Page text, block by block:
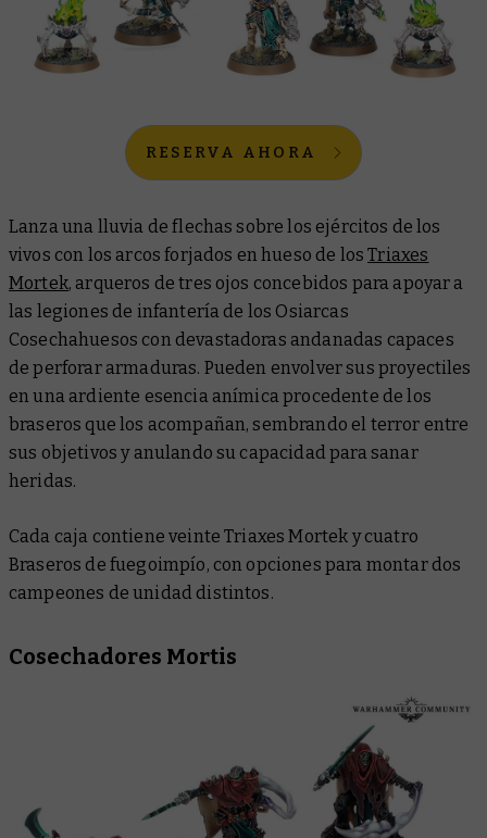
RESERVA AHORA
Lanza una lluvia de flechas sobre los ejércitos de los
vivos con los arcos forjados en hueso de losTriaxes
Mortek, arqueros de tres ojos concebidos para apoyar a
las legiones de infantería de los Osiarcas
Cosechahuesos con devastadoras andanadas capaces
de perforar armaduras. Pueden envolver sus proyectiles
en una ardiente esencia anímica procedente de los
braseros que los acompañan, sembrando el terror entre
sus objetivos y anulando su capacidad para sanar
heridas.
Cada caja contiene veinte Triaxes Mortek y cuatro
Braseros de fuegoimpío, con opciones para montar dos
campeones de unidad distintos.
Cosechadores Mortis